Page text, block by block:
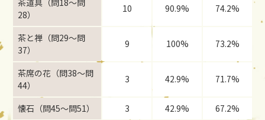
茶道具（問18〜問
28）
10 90.9% 74.2%
茶と禅（問29〜問
37）
9 100% 73.2%
茶席の花（問38〜問
44）
3 42.9% 71.7%
懐石（問45〜問51） 3 42.9%
67.2%